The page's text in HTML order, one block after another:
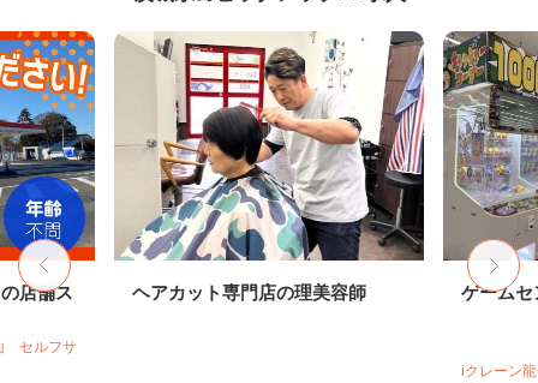
店舗ス
セルフサ
ヘアカット専門店の理美容師 ゲームセ
iクレーン